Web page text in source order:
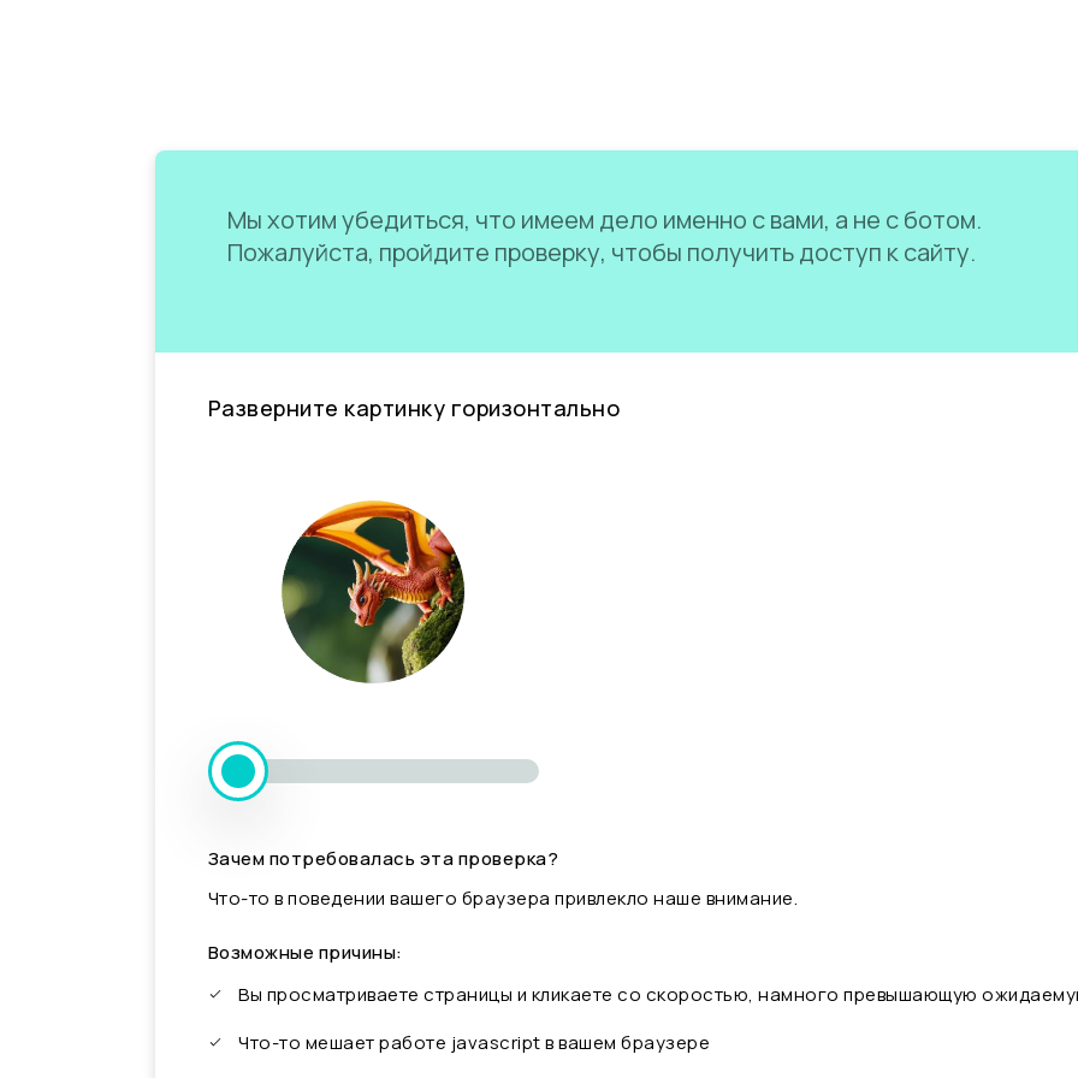
Мы хотим убедиться, что имеем дело именно с вами, а не с ботом.
Пожалуйста, пройдите проверку, чтобы получить доступ к сайту.
Разверните картинку горизонтально
Зачем потребовалась эта проверка?
Что-то в поведении вашего браузера привлекло наше внимание.
Возможные причины:
Вы просматриваете страницы и кликаете со скоростью, намного превышающую
Что-то мешает работе javascript в вашем браузере